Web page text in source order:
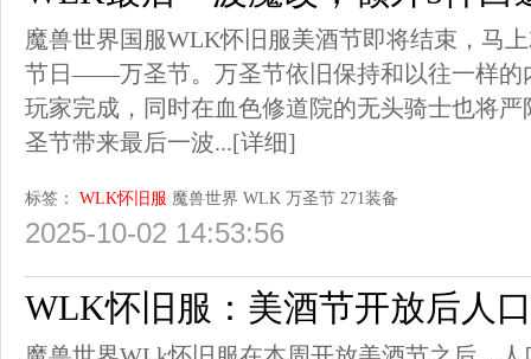
魔兽世界国服WLK怀旧服美酒节即将结束，马
节日——万圣节。万圣节依旧保持和以往一样的
玩家完成，同时在血色修道院的无头骑士也将
圣节带来最后一波...[详细]
标签： WLK怀旧服 魔兽世界 WLK 万圣节 271装备
2025-10-02 14:53:56
WLK怀旧服：美酒节开放后人